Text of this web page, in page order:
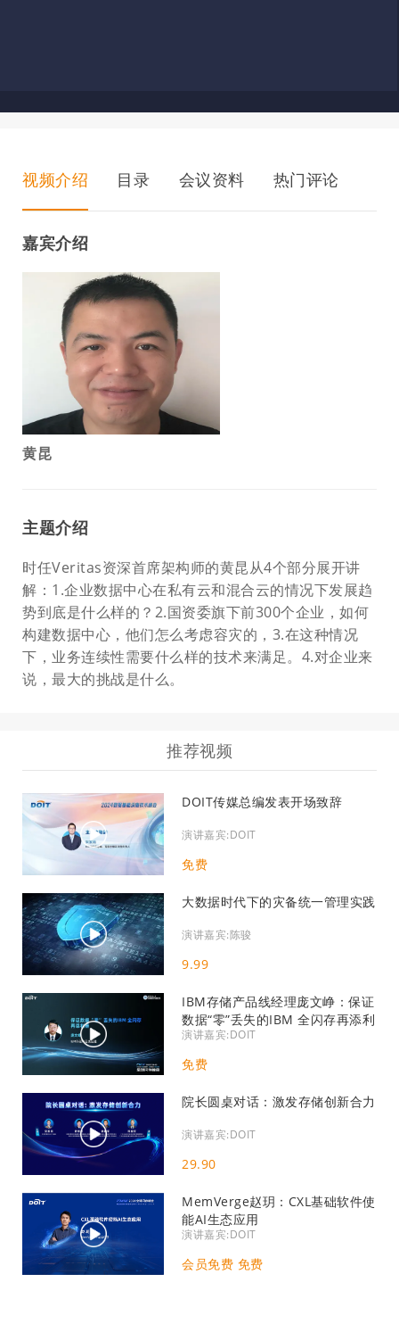
视频介绍 目录 会议资料 热门评论
嘉宾介绍
黄昆
主题介绍
时任Veritas资深首席架构师的黄昆从4个部分展开讲
解：1.企业数据中心在私有云和混合云的情况下发展趋
势到底是什么样的？2.国资委旗下前300个企业，如何
构建数据中心，他们怎么考虑容灾的，3.在这种情况
下，业务连续性需要什么样的技术来满足。4.对企业来
说，最大的挑战是什么。
推荐视频
DOIT传媒总编发表开场致辞
演讲嘉宾:DOIT
免费
大数据时代下的灾备统一管理实践
演讲嘉宾:陈骏
9.99
IBM存储产品线经理庞文峥：保证
数据“零”丢失的IBM 全闪存再添利
器
演讲嘉宾:DOIT
免费
院长圆桌对话：激发存储创新合力
演讲嘉宾:DOIT
29.90
MemVerge赵玥：CXL基础软件使
能AI生态应用
演讲嘉宾:DOIT
会员免费 免费